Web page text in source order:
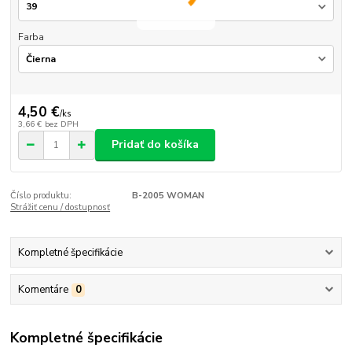
Farba
4,50 €/ks
3,66 € bez DPH
Pridať do košíka
Číslo produktu:
B-2005 WOMAN
Strážiť cenu / dostupnosť
Kompletné špecifikácie
Komentáre 0
Kompletné špecifikácie